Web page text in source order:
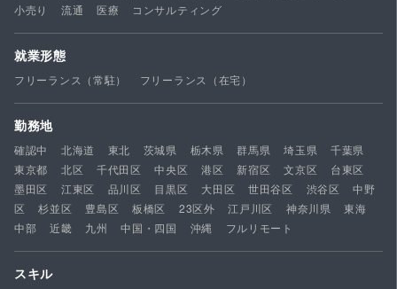
小売り
流通 医療 コンサルティング
就業形態
フリーランス（常駐） フリーランス（在宅）
勤務地
確認中 北海道 東北 茨城県 栃木県 群馬県 埼玉県
千葉県
東京都
北区 千代田区 中央区 港区 新宿区 文京区
台東区
墨田区
江東区 品川区 目黒区 大田区 世田谷区 渋谷区
中野
区
杉並区 豊島区 板橋区 23区外 江戸川区 神奈川県
東海
中部
近畿 九州 中国・四国 沖縄 フルリモート
スキル